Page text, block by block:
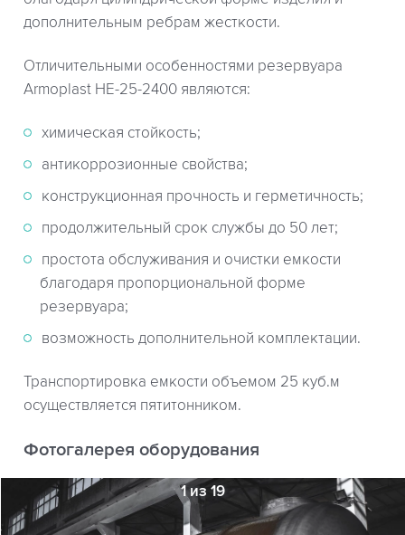
дополнительным ребрам жесткости.
Отличительными особенностями резервуара
Armoplast HE-25-2400 являются:
химическая стойкость;
антикоррозионные свойства;
конструкционная прочность и герметичность;
продолжительный срок службы до 50 лет;
простота обслуживания и очистки емкости
благодаря пропорциональной форме
резервуара;
возможность дополнительной комплектации.
Транспортировка емкости объемом 25 куб.м
осуществляется пятитонником.
Фотогалерея оборудования
1 из 19